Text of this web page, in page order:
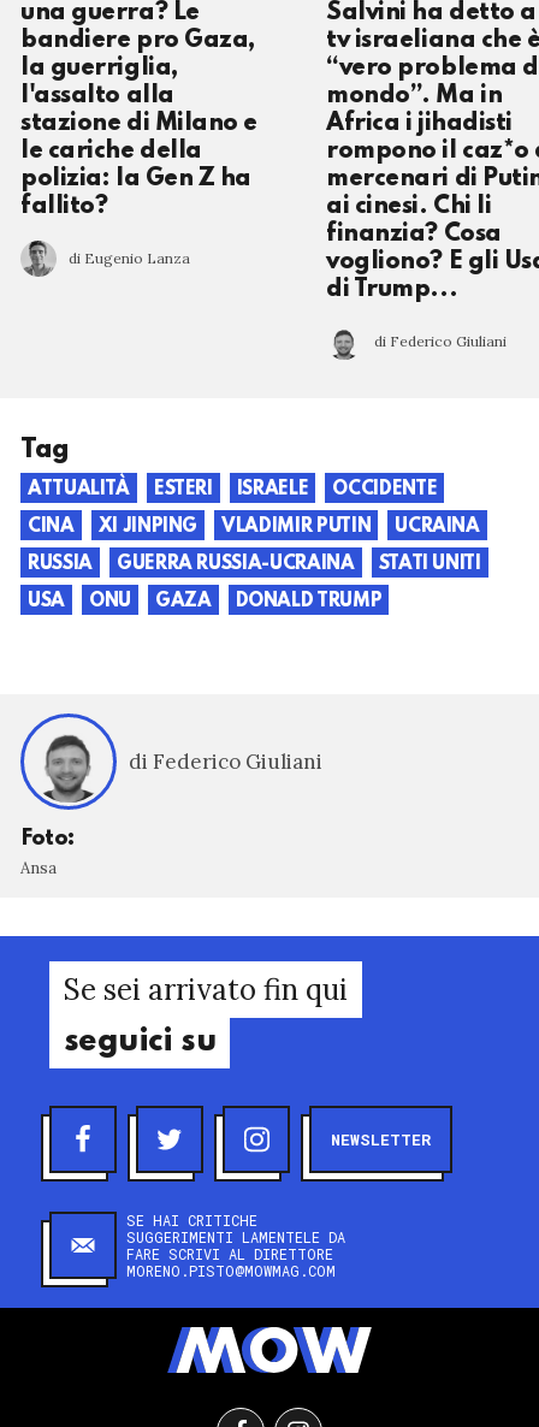
una guerra? Le
bandiere pro Gaza,
la guerriglia,
l'assalto alla
stazione di Milano e
le cariche della
polizia: la Gen Z ha
fallito?
di Eugenio Lanza
Salvini ha detto
tv israeliana che
“vero problema
mondo”. Ma in
Africa i jihadisti
rompono il caz*o
mercenari di
ai cinesi. Chi li
finanzia? Cosa
vogliono? E gli
di Trump...
di Federico Giuliani
Tag
ATTUALITÀ ESTERI ISRAELE
OCCIDENTE
CINA
XI JINPING VLADIMIR PUTIN
UCRAINA
RUSSIA
GUERRA RUSSIA-UCRAINA
STATI UNITI
USA
ONU GAZA DONALD TRUMP
di Federico Giuliani
Foto:
Ansa
Se sei arrivato fin qui
seguici su
NEWSLETTER
SE HAI CRITICHE
SUGGERIMENTI LAMENTELE DA
FARE SCRIVI AL DIRETTORE
MORENO.PISTO@MOWMAG.COM